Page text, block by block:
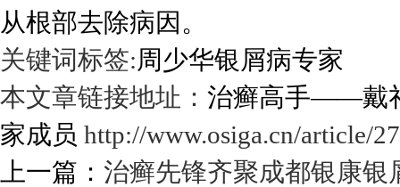
从根部去除病因。
关键词标签:周少华银屑病专家
本文章链接地址： 治癣高手——戴
家成员 http://www.osiga.cn/article/
上一篇： 治癣先锋齐聚成都银康银